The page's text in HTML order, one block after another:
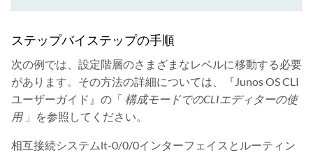
ステップバイステップの手順
次の例では、設定階層のさまざまなレベルに移動する必要
があります。その方法の詳細については、『Junos OS CLI
ユーザーガイド』の「 構成モードでのCLIエディターの使
用」を参照してください。
相互接続システムlt-0/0/0インターフェイスとルーティン